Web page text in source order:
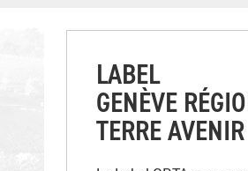
LABEL
GENÈVE
TERRE AVENIR